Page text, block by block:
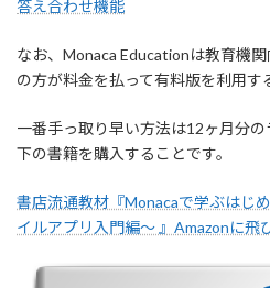
答え合わせ機能
なお、Monaca Educationは教育機
の方が料金を払って有料版を利用す
一番手っ取り早い方法は12ヶ月分
下の書籍を購入することです。
書店流通教材『Monacaで学ぶはじ
イルアプリ入門編～ 』Amazonに飛